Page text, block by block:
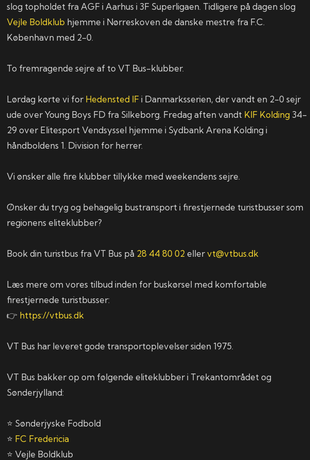
slog topholdet fra AGF i Aarhus i 3F Superligaen. Tidligere på dagen slog
Vejle Boldklub hjemme i Nørreskoven de danske mestre fra F.C.
København med 2-0.
To fremragende sejre af to VT Bus-klubber.
Lørdag kørte vi for Hedensted IFi Danmarksserien, der vandt en 2-0 sejr
ude over Young Boys FD fra Silkeborg. Fredag aften vandt KIF Kolding 34-
29 over Elitesport Vendsyssel hjemme i Sydbank Arena Kolding i
håndboldens 1. Division for herrer.
Vi ønsker alle fire klubber tillykke med weekendens sejre.
Ønsker du tryg og behagelig bustransport i firestjernede turistbusser som
regionens eliteklubber?
Book din turistbus fra VT Bus på 28 44 80 02 ellervt@vtbus.dk
Læs mere om vores tilbud inden for buskørsel med komfortable
firestjernede turistbusser:
👉 https://vtbus.dk
VT Bus har leveret gode transportoplevelser siden 1975.
VT Bus bakker op om følgende eliteklubber i Trekantområdet og
Sønderjylland:
⭐ Sønderjyske Fodbold
⭐ FC Fredericia
⭐ Vejle Boldklub